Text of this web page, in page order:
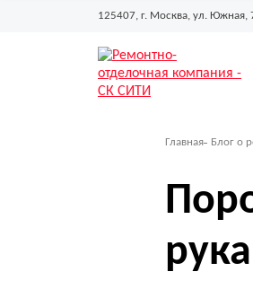
125407, г. Москва, ул. Южная,
Главная Блог о